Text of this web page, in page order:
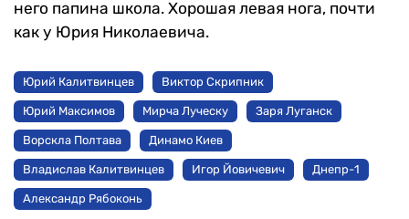
него папина школа. Хорошая левая нога, почти
как у Юрия Николаевича.
Юрий Калитвинцев Виктор Скрипник
Юрий Максимов Мирча Луческу Заря Луганск
Ворскла Полтава Динамо Киев
Владислав Калитвинцев Игор Йовичевич Днепр-1
Александр Рябоконь